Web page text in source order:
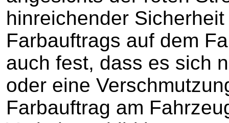
hinreichender
Farbauftrags auf dem
auch fest, dass es sich
oder eine
Farbauftrag am